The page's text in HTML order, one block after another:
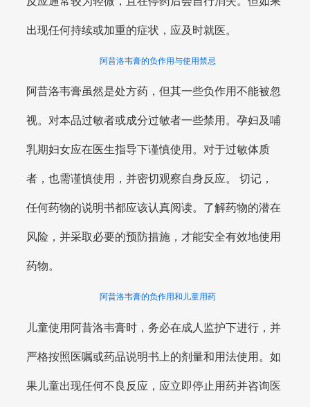
出现任何持续或加重的症状，应及时就医。
阿昔洛韦膏的负作用与使用禁忌
阿昔洛韦膏虽然是处方药，但其一些负作用不能被忽
视。对本品过敏者或成分过敏者一些禁用。孕妇及哺
乳期妇女应在医生指导下谨慎使用。对于过敏体质
者，也需谨慎使用，并密切观察自身反应。 切记，
任何药物的说明书都应该认真阅读。了解药物的潜在
风险，并采取必要的预防措施，才能安全有效地使用
药物。
阿昔洛韦膏的负作用和儿童用药
儿童使用阿昔洛韦膏时，务必在成人监护下进行，并
严格按照医嘱或药品说明书上的剂量和用法使用。如
果儿童出现任何不良反应，应立即停止用药并咨询医